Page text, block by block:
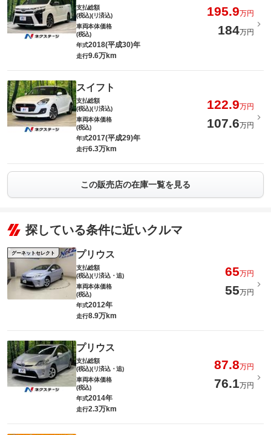
支払総額
(税込)(リ済込)
195.9万円
車両本体価格
(税込)
184万円
年式2018(平成30)年
走行9.6万km
スイフト
支払総額
(税込)(リ済込)
122.9万円
車両本体価格
(税込)
107.6万円
年式2017(平成29)年
走行6.3万km
この販売店の在庫一覧を見る
探している条件に近いクルマ
グーネットセレクト プリウス
支払総額
(税込)(リ済込・追)
65万円
車両本体価格
(税込)
55万円
年式2012年
走行8.9万km
プリウス
支払総額
(税込)(リ済込・追)
87.8万円
車両本体価格
(税込)
76.1万円
年式2014年
走行2.3万km